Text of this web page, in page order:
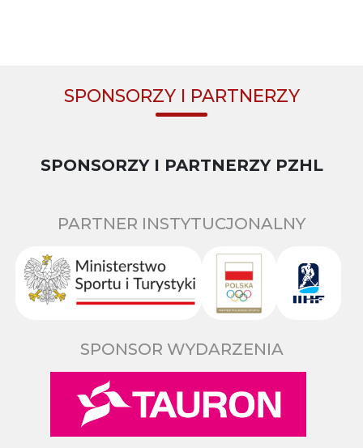
SPONSORZY I PARTNERZY
SPONSORZY I PARTNERZY PZHL
PARTNER INSTYTUCJONALNY
SPONSOR WYDARZENIA